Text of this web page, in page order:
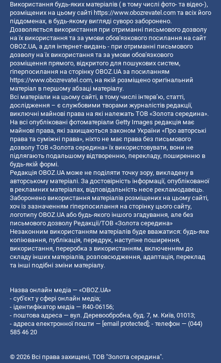
Використання будь-яких матеріалів ( в тому числі фото- та відео-),
розміщених на цьому сайті https://www.obozrevatel.com та всіх його
піддоменах, в будь-якому вигляді суворо заборонено.
Дозволяється використання при отриманні письмового дозволу
на їх використання та за умови обов'язкового посилання на сайт
OBOZ.UA, а для інтернет-видань - при отриманні письмового
дозволу на їх використання та за умови обов'язкового
розміщення прямого, відкритого для пошукових систем,
гіперпосилання на сторінку OBOZ.UA за посиланням
https://www.obozrevatel.com, на якій розміщено оригінальний
матеріал в першому абзаці матеріалу.
Всі матеріали на цьому сайті, в тому числі інтерв’ю, статті,
дослідження – є службовими творами журналістів редакції,
виключні майнові права на які належать ТОВ «Золота середина».
На всі опубліковані фотоматеріали Getty Images редакція має
майнові права, які захищаються законом України «Про авторські
права та суміжні права», ніхто не має права без письмового
дозволу ТОВ «Золота середина» їх використовувати, вони не
підлягають подальшому відтворенню, перекладу, поширенню в
будь-якій формі.
Редакція OBOZ.UA може не поділяти точку зору, викладену в
авторському матеріалі. За достовірність інформації, опублікованої
в рекламних матеріалах, відповідальність несе рекламодавець.
Заборонено використання матеріалів розміщених на цьому сайті,
хоч із зазначенням гіперпосилання на сторінку цього сайту,
логотипу OBOZ.UA або будь-якого іншого згадування, але без
письмового дозволу Редакції/ТОВ «Золота середина»
Незаконним використанням матеріалів буде вважатися: будь-яке
копiювання, публiкацiя, передрук, наступне поширення,
використання, переробка з використанням, включенням до
складу інших матеріалів, розповсюдження, адаптація, переклад
та інші подібні зміни матеріалу.
Назва онлайн медіа — «OBOZ.UA»
- суб'єкт у сфері онлайн медіа;
- ідентифікатор медіа — R40-06156;
- поштова адреса — вул. Деревообробна, буд. 7, м. Київ, 01013;
- адреса електронної пошти — [email protected] ; - телефон — (044)
585 46 20
© 2026 Всі права захищені, ТОВ "Золота середина".